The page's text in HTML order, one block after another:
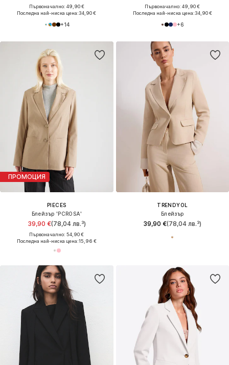
Първоначално: 49,90 €
Последна най-ниска цена:34,90 €
+14
Първоначално: 49,90 €
Последна най-ниска цена:34,90 €
+6
ПРОМОЦИЯ
PIECES
Блейзър 'PCROSA'
39,90 €(78,04 лв.³)
Първоначално: 54,90 €
Последна най-ниска цена:15,96 €
TRENDYOL
Блейзър
39,90 €(78,04 лв.³)